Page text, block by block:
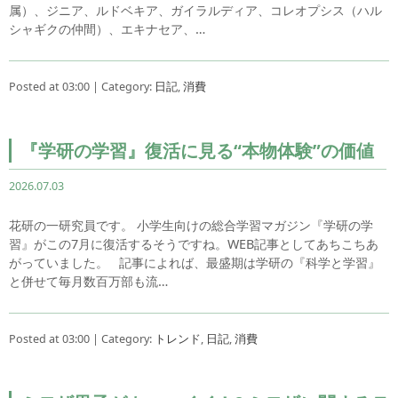
属）、ジニア、ルドベキア、ガイラルディア、コレオプシス（ハル
シャギクの仲間）、エキナセア、…
Posted at 03:00 | Category: 日記,消費
『学研の学習』復活に見る“本物体験”の価値
2026.07.03
花研の一研究員です。 小学生向けの総合学習マガジン『学研の学
習』がこの7月に復活するそうですね。WEB記事としてあちこちあ
がっていました。 記事によれば、最盛期は学研の『科学と学習』
と併せて毎月数百万部も流…
Posted at 03:00 | Category: トレンド, 日記,消費